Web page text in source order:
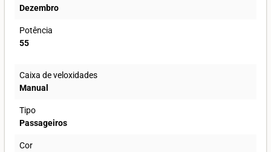
Dezembro
Potência
55
Caixa de veloxidades
Manual
Tipo
Passageiros
Cor